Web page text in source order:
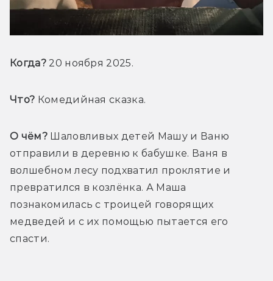
Когда? 20 ноября 2025.
Что? Комедийная сказка.
О чём? Шаловливых детей Машу и Ваню
отправили в деревню к бабушке. Ваня в
волшебном лесу подхватил проклятие и
превратился в козлёнка. А Маша
познакомилась с троицей говорящих
медведей и с их помощью пытается его
спасти.